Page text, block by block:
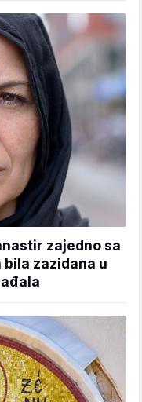
zajedno sa
bila zazidana u